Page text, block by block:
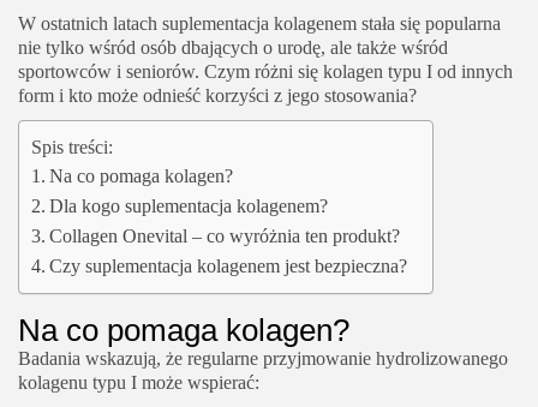
W ostatnich latach suplementacja kolagenem stała się popularna
nie tylko wśród osób dbających o urodę, ale także wśród
sportowców i seniorów. Czym różni się kolagen typu I od innych
form i kto może odnieść korzyści z jego stosowania?
Spis treści:
Na co pomaga kolagen?
Dla kogo suplementacja kolagenem?
Collagen Onevital – co wyróżnia ten produkt?
Czy suplementacja kolagenem jest bezpieczna?
Na co pomaga kolagen?
Badania wskazują, że regularne przyjmowanie hydrolizowanego
kolagenu typu I może wspierać: